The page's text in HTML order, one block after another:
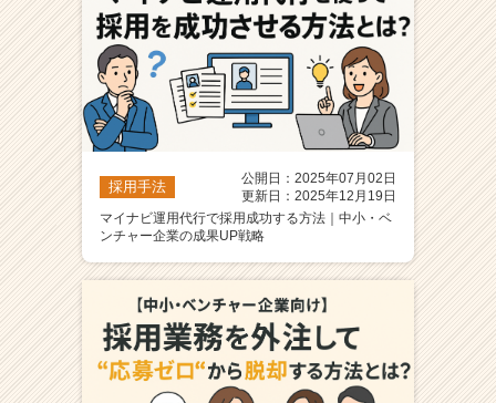
採用手法
公開日：2025年07月02日
更新日：2025年12月19日
マイナビ運用代行で採用成功する方法｜中小・ベ
ンチャー企業の成果UP戦略